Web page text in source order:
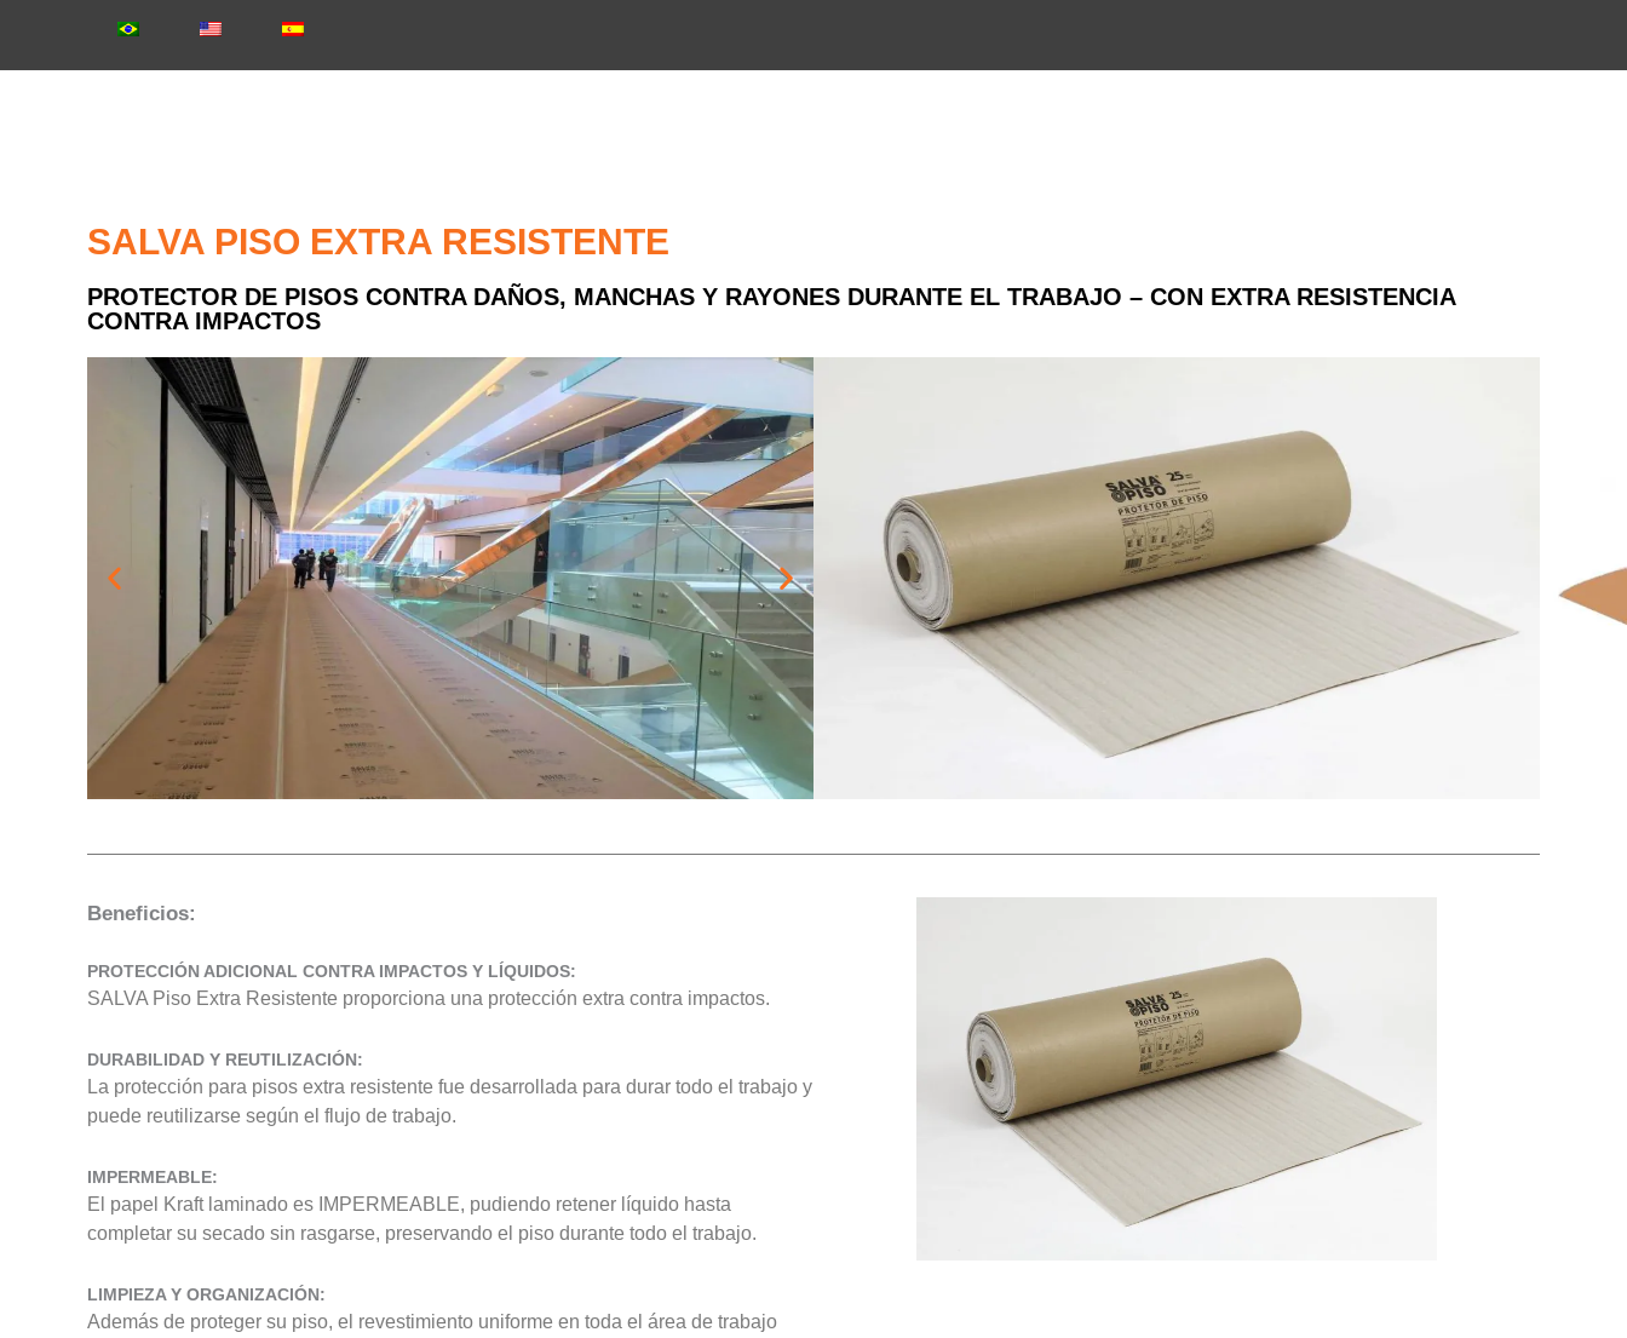
SALVA PISO EXTRA RESISTENTE
PROTECTOR DE PISOS CONTRA DAÑOS, MANCHAS Y RAYONES DURANTE EL TRABAJO – CON EXTRA RESISTENCIA
CONTRA IMPACTOS
Papel kraft plastificado con mantilla expandida.
Recomendación:
Ideal para áreas con mayor flujo de personas y herramientas, ofreciendo una
excelente protección para pisos de mármol, granito, porcelanato y cerámica debido a
la manta de polietileno de 4mm.
Beneficios:
PROTECCIÓN ADICIONAL CONTRA IMPACTOS Y LÍQUIDOS:
SALVA Piso Extra Resistente proporciona una protección extra contra impactos.
DURABILIDAD Y REUTILIZACIÓN:
La protección para pisos extra resistente fue desarrollada para durar todo el trabajo y
puede reutilizarse según el flujo de trabajo.
IMPERMEABLE:
El papel Kraft laminado es IMPERMEABLE, pudiendo retener líquido hasta
completar su secado sin rasgarse, preservando el piso durante todo el trabajo.
LIMPIEZA Y ORGANIZACIÓN:
Además de proteger su piso, el revestimiento uniforme en toda el área de trabajo